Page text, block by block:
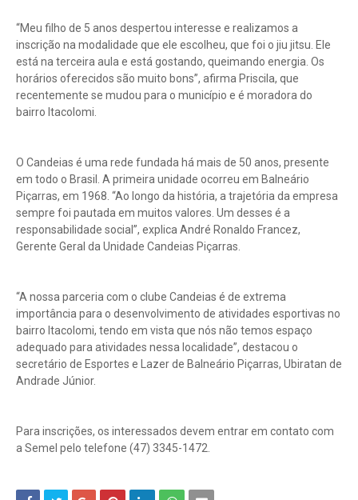
“Meu filho de 5 anos despertou interesse e realizamos a
inscrição na modalidade que ele escolheu, que foi o jiu jitsu. Ele
está na terceira aula e está gostando, queimando energia. Os
horários oferecidos são muito bons”, afirma Priscila, que
recentemente se mudou para o município e é moradora do
bairro Itacolomi.
O Candeias é uma rede fundada há mais de 50 anos, presente
em todo o Brasil. A primeira unidade ocorreu em Balneário
Piçarras, em 1968. “Ao longo da história, a trajetória da empresa
sempre foi pautada em muitos valores. Um desses é a
responsabilidade social”, explica André Ronaldo Francez,
Gerente Geral da Unidade Candeias Piçarras.
“A nossa parceria com o clube Candeias é de extrema
importância para o desenvolvimento de atividades esportivas no
bairro Itacolomi, tendo em vista que nós não temos espaço
adequado para atividades nessa localidade”, destacou o
secretário de Esportes e Lazer de Balneário Piçarras, Ubiratan de
Andrade Júnior.
Para inscrições, os interessados devem entrar em contato com
a Semel pelo telefone (47) 3345-1472.